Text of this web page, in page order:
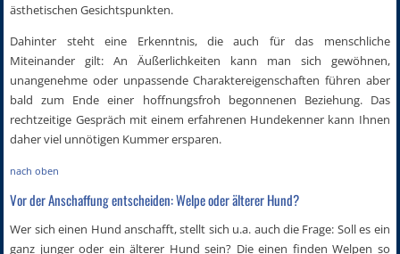
ästhetischen Gesichtspunkten.
Dahinter steht eine Erkenntnis, die auch für das menschliche
Miteinander gilt: An Äußerlichkeiten kann man sich gewöhnen,
unangenehme oder unpassende Charaktereigenschaften führen aber
bald zum Ende einer hoffnungsfroh begonnenen Beziehung. Das
rechtzeitige Gespräch mit einem erfahrenen Hundekenner kann Ihnen
daher viel unnötigen Kummer ersparen.
nach oben
Vor der Anschaffung entscheiden: Welpe oder älterer Hund?
Wer sich einen Hund anschafft, stellt sich u.a. auch die Frage: Soll es ein
ganz junger oder ein älterer Hund sein? Die einen finden Welpen so